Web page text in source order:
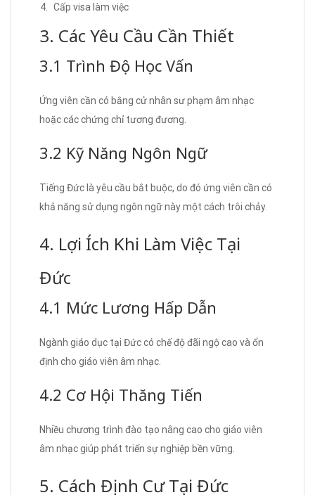
Cấp visa làm việc
3. Các Yêu Cầu Cần Thiết
3.1 Trình Độ Học Vấn
Ứng viên cần có bằng cử nhân sư phạm âm nhạc
hoặc các chứng chỉ tương đương.
3.2 Kỹ Năng Ngôn Ngữ
Tiếng Đức là yêu cầu bắt buộc, do đó ứng viên cần có
khả năng sử dụng ngôn ngữ này một cách trôi chảy.
4. Lợi Ích Khi Làm Việc Tại
Đức
4.1 Mức Lương Hấp Dẫn
Ngành giáo dục tại Đức có chế độ đãi ngộ cao và ổn
định cho giáo viên âm nhạc.
4.2 Cơ Hội Thăng Tiến
Nhiều chương trình đào tạo nâng cao cho giáo viên
âm nhạc giúp phát triển sự nghiệp bền vững.
5. Cách Định Cư Tại Đức